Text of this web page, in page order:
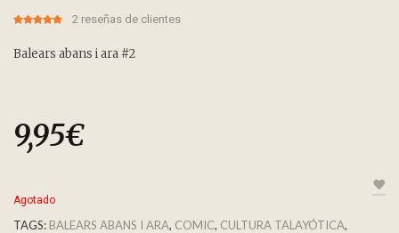
customer
rating
2 reseñas de clientes
Balears abans i ara #2
9,95€
Agotado
TAGS: BALEARS ABANS I ARA, COMIC, CULTURA TALAYÓTICA,